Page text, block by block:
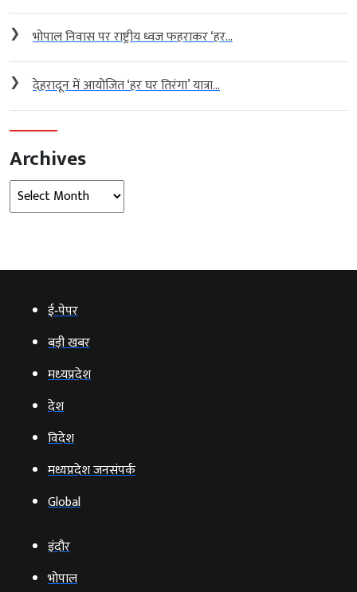
❯ भोपाल निवास पर राष्ट्रीय ध्वज फहराकर ‘हर...
❯ देहरादून में आयोजित ‘हर घर तिरंगा’ यात्रा...
Archives
Archives
ई‑पेपर
बड़ी खबर
मध्‍यप्रदेश
देश
विदेश
मध्यप्रदेश जनसंपर्क
Global
इंदौर
भोपाल